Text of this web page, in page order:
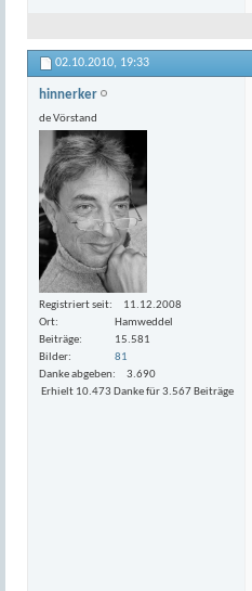
02.10.2010, 19:33
hinnerker
de Vörstand
Registriert seit
11.12.2008
Ort
Hamweddel
Beiträge
15.581
Bilder
81
Danke abgeben
3.690
Erhielt 10.473 Danke für 3.567 Beiträge